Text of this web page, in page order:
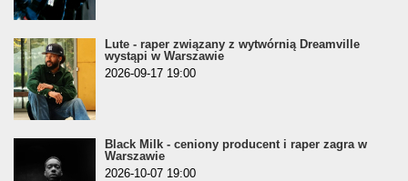
Lute - raper związany z wytwórnią Dreamville
wystąpi w Warszawie
2026-09-17 19:00
Black Milk - ceniony producent i raper zagra w
Warszawie
2026-10-07 19:00